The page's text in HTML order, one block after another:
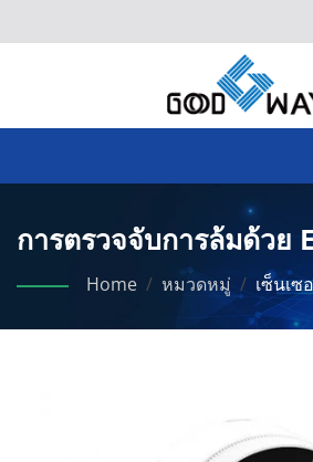
การตรวจจับการล้มด้วย
สำหรับการดูแลและควา
ผู้สูงอายุ
Home / หมวดหมู่ / เซ็นเซ